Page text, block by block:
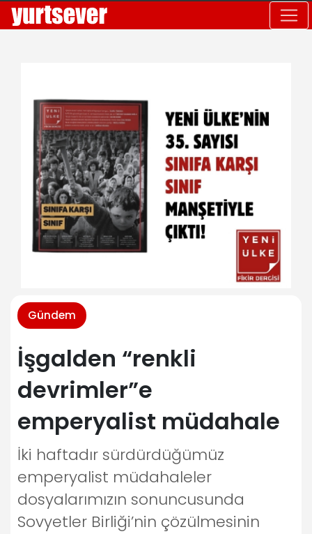
Gündem
İşgalden “renkli
devrimler”e
emperyalist müdahale
İki haftadır sürdürdüğümüz
emperyalist müdahaleler
dosyalarımızın sonuncusunda
Sovyetler Birliği’nin çözülmesinin